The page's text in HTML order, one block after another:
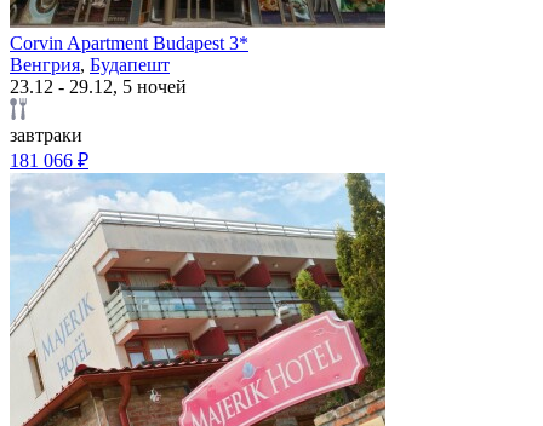
Corvin Apartment Budapest 3*
Венгрия, Будапешт
23.12 - 29.12, 5 ночей
завтраки
181 066 ₽